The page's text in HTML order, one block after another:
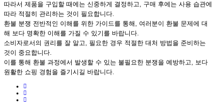
따라서 제품을 구입할 때에는 신중하게 결정하고, 구매 후에는 사용 습관에
따라 적절히 관리하는 것이 필요합니다.
환불 분쟁 전반적인 이해를 위한 가이드를 통해, 여러분이 환불 문제에 대
해 보다 명확한 이해를 가질 수 있기를 바랍니다.
소비자로서의 권리를 잘 알고, 필요한 경우 적절한 대처 방법을 준비하는
것이 중요합니다.
이를 통해 환불 과정에서 발생할 수 있는 불필요한 분쟁을 예방하고, 보다
원활한 쇼핑 경험을 즐기시길 바랍니다.